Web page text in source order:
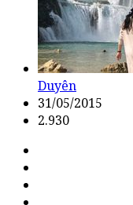
Duyên
31/05/2015
2.930